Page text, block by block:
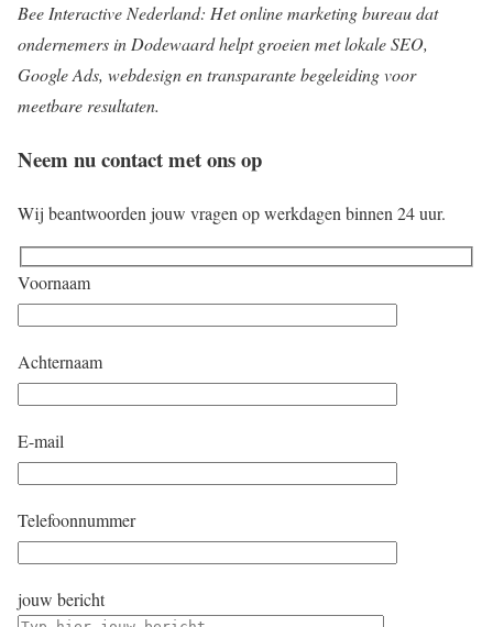
Bee Interactive Nederland: Het online marketing bureau dat
ondernemers in Dodewaard helpt groeien met lokale SEO,
Google Ads, webdesign en transparante begeleiding voor
meetbare resultaten.
Neem nu contact met ons op
Wij beantwoorden jouw vragen op werkdagen binnen 24 uur.
Voornaam
Achternaam
E-mail
Telefoonnummer
jouw bericht